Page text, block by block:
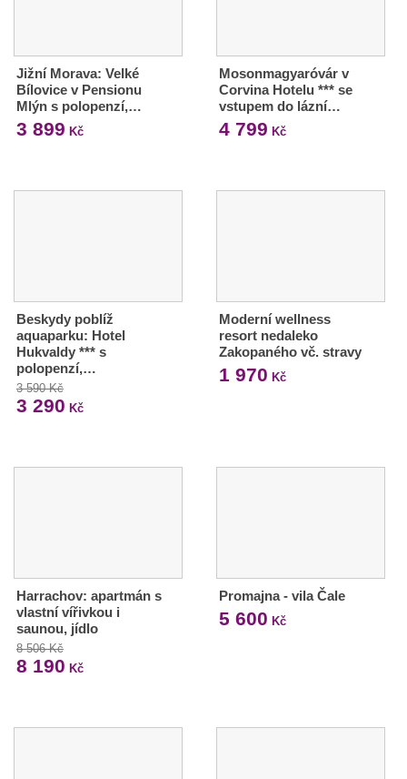
Jižní Morava: Velké
Bílovice v Pensionu
Mlýn s polopenzí,…
3 899 Kč
Mosonmagyaróvár v
Corvina Hotelu *** se
vstupem do lázní…
4 799 Kč
Beskydy poblíž
aquaparku: Hotel
Hukvaldy *** s
polopenzí,…
3 590 Kč
3 290 Kč
Moderní wellness
resort nedaleko
Zakopaného vč. stravy
1 970 Kč
Harrachov: apartmán s
vlastní vířivkou i
saunou, jídlo
8 506 Kč
8 190 Kč
Promajna - vila Čale
5 600 Kč